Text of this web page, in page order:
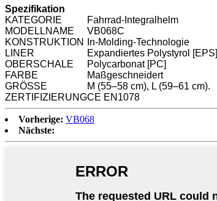
Spezifikation
KATEGORIE
Fahrrad-Integralhelm
MODELLNAME
VB068C
KONSTRUKTION
In-Molding-Technologie
LINER
Expandiertes Polystyrol [EPS]
OBERSCHALE
Polycarbonat [PC]
FARBE
Maßgeschneidert
GRÖSSE
M (55–58 cm), L (59–61 cm).
ZERTIFIZIERUNGCE EN1078
Vorherige: VB068
Nächste: